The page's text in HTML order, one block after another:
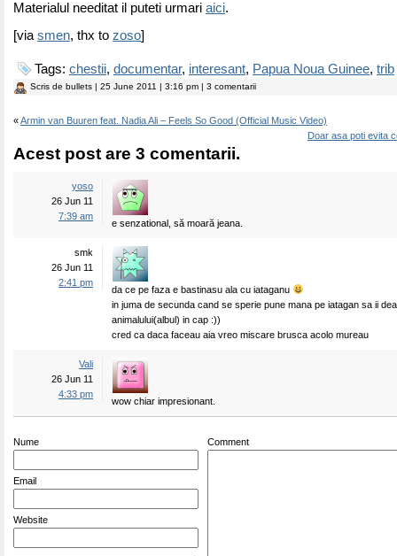
Materialul needitat il puteti urmari aici.
[via smen, thx to zoso]
Tags: chestii, documentar, interesant, Papua Noua Guinee, trib
Scris de bullets | 25 June 2011 | 3:16 pm | 3 comentarii
«Armin van Buuren feat. Nadia Ali – Feels So Good (Official Music Video)
Doar asa poti evita
Acest post are 3 comentarii.
yoso
26 Jun 11
7:39 am
e senzational, să moară jeana.
smk
26 Jun 11
2:41 pm
da ce pe faza e bastinasu ala cu iataganu
in juma de secunda cand se sperie pune mana pe iatagan sa ii dea
animalului(albul) in cap :))
cred ca daca faceau aia vreo miscare brusca acolo mureau
Vali
26 Jun 11
4:33 pm
wow chiar impresionant.
Nume
Email
Website
Comment